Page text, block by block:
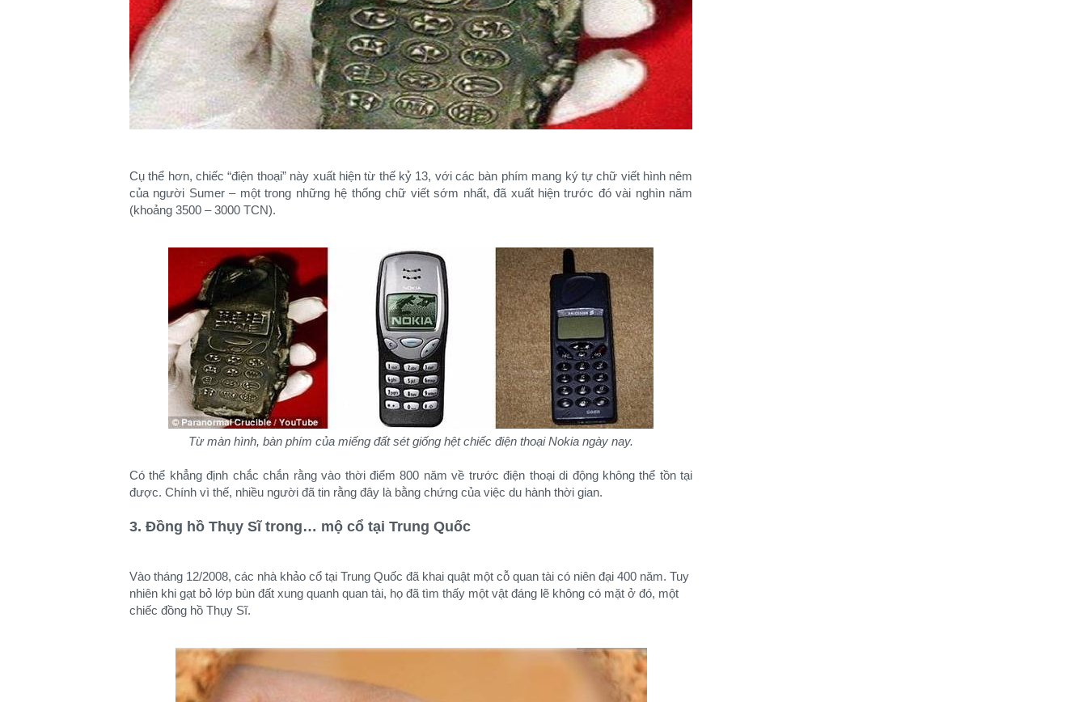
Cụ thể hơn, chiếc “điện thoại” này xuất hiện từ thế kỷ 13, với các bàn phím mang ký tự chữ viết hình nêm
của người Sumer – một trong những hệ thống chữ viết sớm nhất, đã xuất hiện trước đó vài nghìn năm
(khoảng 3500 – 3000 TCN).​
Từ màn hình, bàn phím của miếng đất sét giống hệt chiếc điện thoại Nokia ngày nay.
Có thể khẳng định chắc chắn rằng vào thời điểm 800 năm về trước điện thoại di động không thể tồn tại
được. Chính vì thế, nhiều người đã tin rằng đây là bằng chứng của việc du hành thời gian.
3. Đồng hồ Thụy Sĩ trong… mộ cổ tại Trung Quốc
Vào tháng 12/2008, các nhà khảo cổ tại Trung Quốc đã khai quật một cỗ quan tài có niên đại 400 năm. Tuy
nhiên khi gạt bỏ lớp bùn đất xung quanh quan tài, họ đã tìm thấy một vật đáng lẽ không có mặt ở đó, một
chiếc đồng hồ Thụy Sĩ.